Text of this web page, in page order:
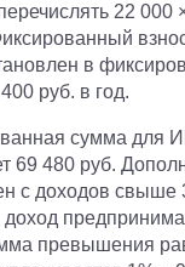
22 000
в
руб. в год.
сумма для
69 480 руб.
с доходов свыше
превышения